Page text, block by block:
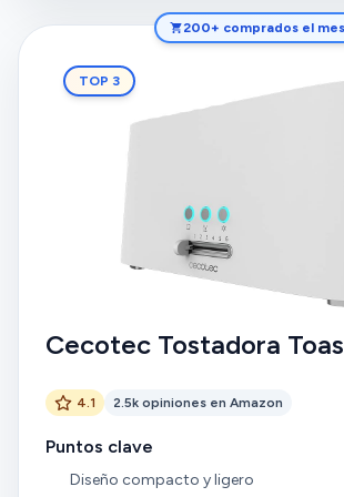
200+ comprados el
TOP 3
Cecotec Tostadora
4.1 2.5k opiniones en Amazon
Puntos clave
Diseño compacto y ligero